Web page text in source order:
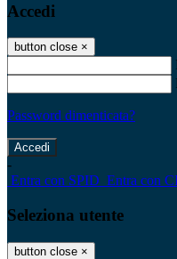
Accedi
button close ×
Password dimenticata?
-
Entra con SPID Entra con
Seleziona utente
button close ×